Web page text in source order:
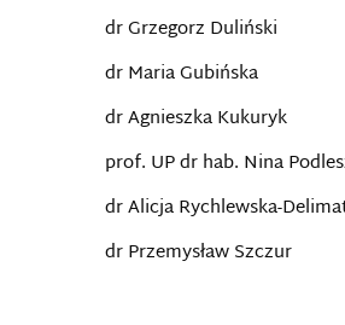
dr Grzegorz Duliński
dr Maria Gubińska
dr Agnieszka Kukuryk
prof. UP dr hab. Nina
dr Alicja Rychlewska-
dr Przemysław Szczur